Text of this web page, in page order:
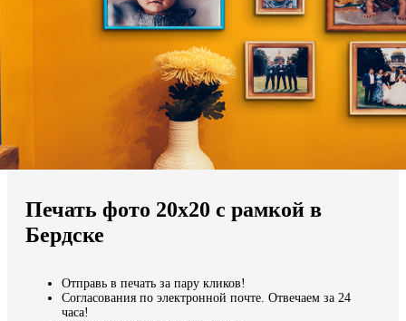
Мы доставляем по всему миру
Продолжить без города
Печать фото 20х20 с рамкой в
Бердске
Отправь в печать за пару кликов!
Согласования по электронной почте. Отвечаем за 24
часа!